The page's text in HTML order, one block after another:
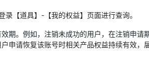
【道具】-【我的权益】页面进行查询。
期。例如，注销未成功的用户，在注销申请
申请恢复该账号时相关产品权益持续有效，